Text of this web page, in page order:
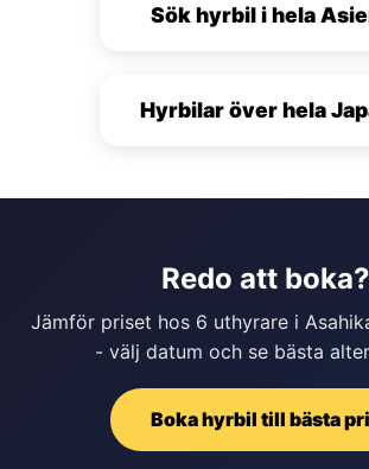
Sök hyrbil i hela
Hyrbilar över hela
Redo att boka?
Jämför priset hos 6 uthyrare i
- välj datum och se bästa
Boka hyrbil till bästa